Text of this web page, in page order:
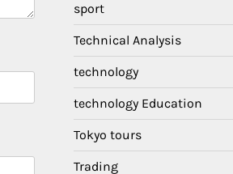
sport
Technical Analysis
technology
technology Education
Tokyo tours
Trading